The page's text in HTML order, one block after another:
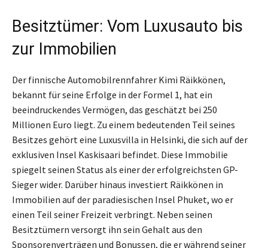
Besitztümer: Vom Luxusauto bis
zur Immobilien
Der finnische Automobilrennfahrer Kimi Räikkönen,
bekannt für seine Erfolge in der Formel 1, hat ein
beeindruckendes Vermögen, das geschätzt bei 250
Millionen Euro liegt. Zu einem bedeutenden Teil seines
Besitzes gehört eine Luxusvilla in Helsinki, die sich auf der
exklusiven Insel Kaskisaari befindet. Diese Immobilie
spiegelt seinen Status als einer der erfolgreichsten GP-
Sieger wider. Darüber hinaus investiert Räikkönen in
Immobilien auf der paradiesischen Insel Phuket, wo er
einen Teil seiner Freizeit verbringt. Neben seinen
Besitztümern versorgt ihn sein Gehalt aus den
Sponsorenverträgen und Bonussen, die er während seiner